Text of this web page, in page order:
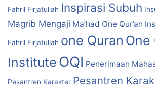
Fahril Firjatullah Inspirasi Subuh
Magrib Mengaji Ma’had One Qur’an
Fahril Firjatullah one Quran One
Institute OQI Penerimaan
Pesantren Karakter Pesantren